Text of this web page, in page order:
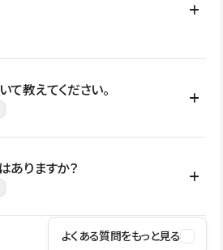
とに異なります。詳しくは料金プランペ
トを活用して更新範囲を設計しておく
くい状態で運用できます。 さらにコン
与えずに更新作業を進めやすくなりま
て教えてください。
サービスを安全に利用できるよう、通信
クセス管理、脆弱性対策など、複数の観
化に対応しており、悪質なスクリプトの
ありますか？
、ヘルプセンターでご確認いただけま
よくある質問をもっと見る